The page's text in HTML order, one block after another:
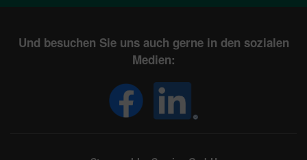
Und besuchen Sie uns auch gerne in den sozialen
Medien: